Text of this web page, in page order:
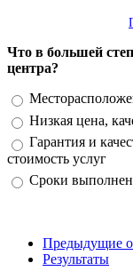
Что в большей
центра?
Варианты
Низкая цена,
Гарантия и
стоимость услуг
Сроки
Предыдущие
Результаты